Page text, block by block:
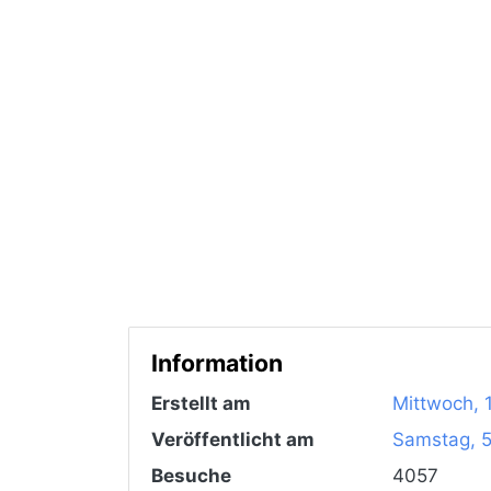
Information
Erstellt am
Mittwoch,
Veröffentlicht am
Samstag,
Besuche
4057